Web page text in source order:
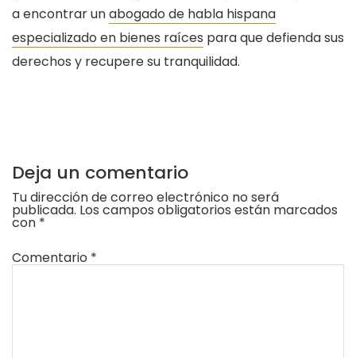
a encontrar unabogado de habla hispana
especializado en bienes raíces para que defienda sus
derechos y recupere su tranquilidad.
Deja un comentario
Tu dirección de correo electrónico no será
publicada. Los campos obligatorios están marcados
con *
Comentario *